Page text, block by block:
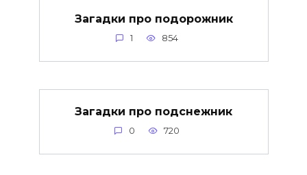
Загадки про подорожник
1 854
Загадки про подснежник
0 720